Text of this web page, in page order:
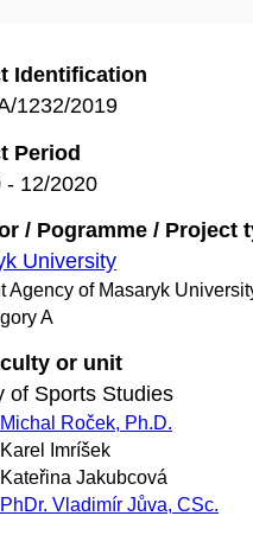
Identification
1232/2019
Period
- 12/2020
/ Pogramme / Project
University
Agency of Masaryk
A
or unit
of Sports Studies
Michal Roček, Ph.D.
Imríšek
Kateřina Jakubcová
Vladimír Jůva, CSc.